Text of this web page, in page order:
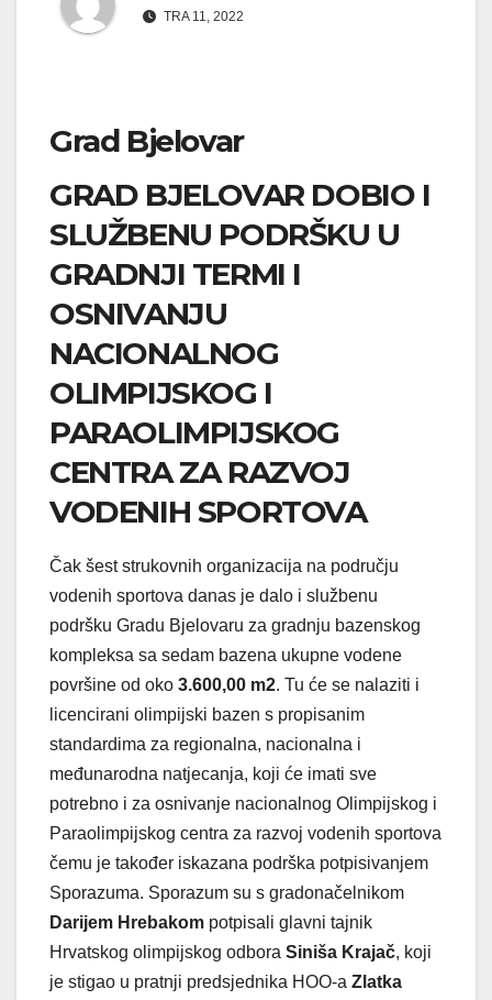
TRA 11, 2022
Grad Bjelovar
GRAD BJELOVAR DOBIO I
SLUŽBENU PODRŠKU U
GRADNJI TERMI I
OSNIVANJU
NACIONALNOG
OLIMPIJSKOG I
PARAOLIMPIJSKOG
CENTRA ZA RAZVOJ
VODENIH SPORTOVA
Čak šest strukovnih organizacija na području
vodenih sportova danas je dalo i službenu
podršku Gradu Bjelovaru za gradnju bazenskog
kompleksa sa sedam bazena ukupne vodene
površine od oko 3.600,00 m2. Tu će se nalaziti i
licencirani olimpijski bazen s propisanim
standardima za regionalna, nacionalna i
međunarodna natjecanja, koji će imati sve
potrebno i za osnivanje nacionalnog Olimpijskog i
Paraolimpijskog centra za razvoj vodenih sportova
čemu je također iskazana podrška potpisivanjem
Sporazuma. Sporazum su s gradonačelnikom
Darijem Hrebakom potpisali glavni tajnik
Hrvatskog olimpijskog odbora Siniša Krajač, koji
je stigao u pratnji predsjednika HOO-a Zlatka